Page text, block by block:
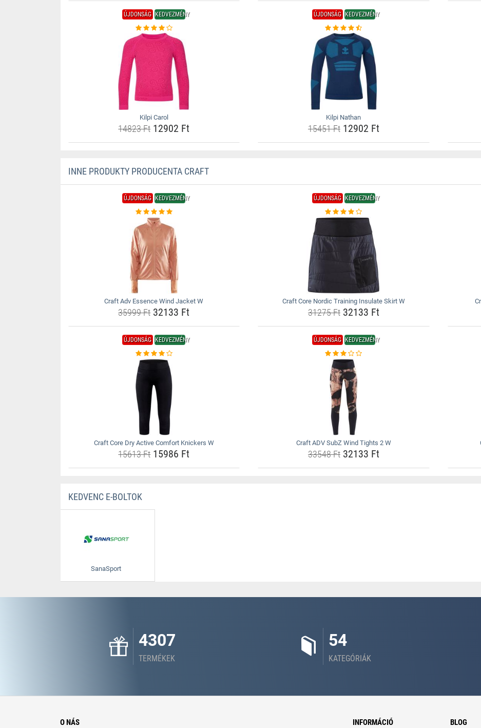
ÚJDONSÁG KEDVEZMÉNY
Kilpi Carol
14823 Ft12902 Ft
ÚJDONSÁG KEDVEZMÉNY
Kilpi Nathan
15451 Ft12902 Ft
INNE PRODUKTY PRODUCENTA CRAFT
ÚJDONSÁG KEDVEZMÉNY
Craft Adv Essence Wind Jacket W
35999 Ft32133 Ft
ÚJDONSÁG KEDVEZMÉNY
Craft Core Nordic Training Insulate Skirt W
31275 Ft32133 Ft
ÚJDONSÁG KEDVEZMÉNY
Craft Core Dry Active Comfort Knickers W
15613 Ft15986 Ft
ÚJDONSÁG KEDVEZMÉNY
Craft ADV SubZ Wind Tights 2 W
33548 Ft32133 Ft
KEDVENC E-BOLTOK
SanaSport
4307
TERMÉKEK
54
KATEGÓRIÁK
O NÁS INFORMÁCIÓ BLOG